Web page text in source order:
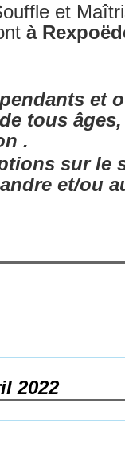
et
à
et
tous
.
sur le
et/ou
2022